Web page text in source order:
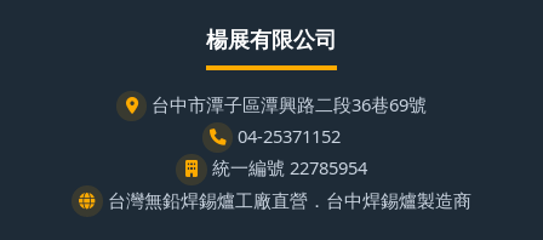
楊展有限公司
台中市潭子區潭興路二段36巷69號
04-25371152
統一編號 22785954
台灣無鉛焊錫爐工廠直營．台中焊錫爐製造商